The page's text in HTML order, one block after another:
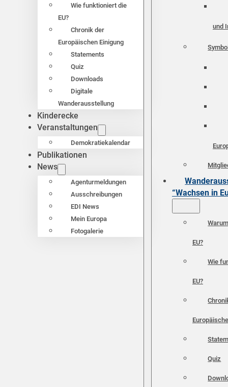
Wie funktioniert die
EU?
Chronik der
Europäischen Einigung
Statements
Quiz
Downloads
Digitale
Wanderausstellung
Kinderecke
Veranstaltungen
Demokratiekalendar
Publikationen
News
Agenturmeldungen
Ausschreibungen
EDI News
Mein Europa
Fotogalerie
und
“Wachsen in
EU?
Wie
EU?
Quiz